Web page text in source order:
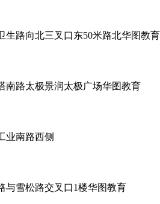
生路向北三叉口东50米路北华图教育
南路太极景润太极广场华图教育
业南路西侧
与雪松路交叉口1楼华图教育